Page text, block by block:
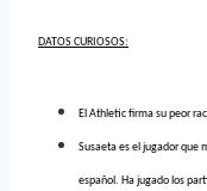
DATOS CURIOSOS:
El Athletic firma su peor
Susaeta es el jugador que
español. Ha jugado los